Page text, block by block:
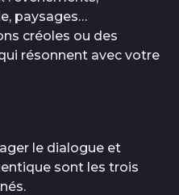
paysages…
créoles ou des
résonnent avec votre
le dialogue et
sont les trois